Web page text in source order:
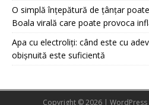
O simplă înțepătură de țânțar
Boala virală care poate provoca
Apa cu electroliți: când este cu
obișnuită este suficientă
Copyright © 2026 | WordPress